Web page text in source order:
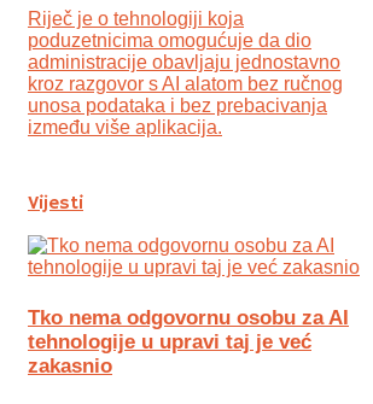
Riječ je o tehnologiji koja
poduzetnicima omogućuje da dio
administracije obavljaju jednostavno
kroz razgovor s AI alatom bez ručnog
unosa podataka i bez prebacivanja
između više aplikacija.
Vijesti
Tko nema odgovornu osobu za AI
tehnologije u upravi taj je već
zakasnio